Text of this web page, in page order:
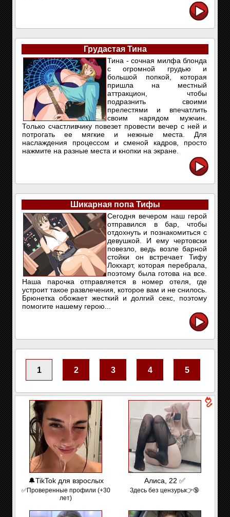
Грудастая Тина
Тина - сочная милфа блонда
с огромной грудью и
большой попкой, которая
пришла на местный
аттракцион, чтобы
подразнить своими
прелестями и впечатлить
своим нарядом мужчин.
Только счастливчику повезет провести вечер с ней и
потрогать ее мягкие и нежные места. Для
наслаждения процессом и сменой кадров, просто
нажмите на разные места и кнопки на экране.
Шикарная попа Тифы
Сегодня вечером наш герой
отправился в бар, чтобы
отдохнуть и познакомиться с
девушкой. И ему чертовски
повезло, ведь возле барной
стойки он встречает Тифу
Локхарт, которая перебрала,
поэтому была готова на все.
Наша парочка отправляется в номер отеля, где
устроит такое развлечения, которое вам и не снилось.
Брюнетка обожает жесткий и долгий секс, поэтому
помогите нашему герою...
1 2 3 4 5
🔔TikTok для взрослых
✅Проверенные профили (+30
лет)
Алиса, 22 ✅
Здесь без цензуры👉🔞